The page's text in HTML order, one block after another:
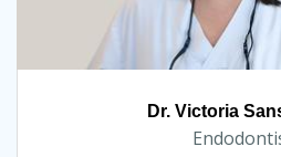
Dr. Victoria